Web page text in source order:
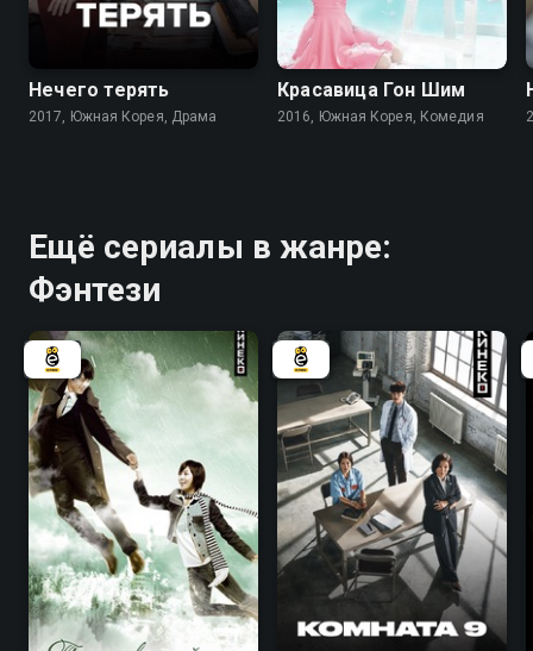
6.7
Нечего терять
2017, Южная Корея, Драма
7.7 7.3
Красавица Гон Шим
2016, Южная Корея, Комедия
Ещё сериалы в жанре:
Фэнтези
8.0 8.0 8.0